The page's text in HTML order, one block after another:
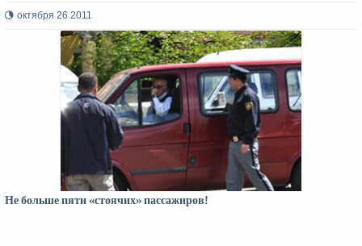
октября 26 2011
Не больше пяти «стоячих» пассажиров!